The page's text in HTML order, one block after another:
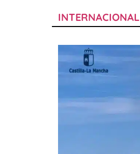
INTERNACIONAL